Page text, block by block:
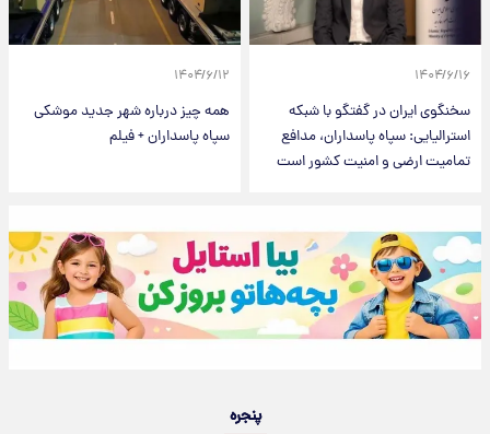
۱۴۰۴/۶/۱۶
سخنگوی ایران در گفتگو با شبکه
استرالیایی: سپاه پاسداران، مدافع
تمامیت ارضی و امنیت کشور است
۱۴۰۴/۶/۱۲
همه چیز درباره شهر جدید موشکی
سپاه پاسداران + فیلم
پنجره